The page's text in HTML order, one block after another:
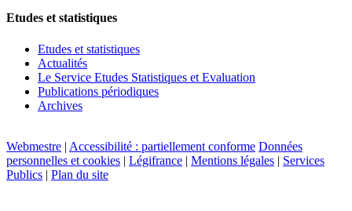
Etudes et statistiques
Etudes et statistiques
Actualités
Le Service Etudes Statistiques et Evaluation
Publications périodiques
Archives
Webmestre | Accessibilité : partiellement conforme Données
personnelles et cookies | Légifrance | Mentions légales | Services
Publics | Plan du site